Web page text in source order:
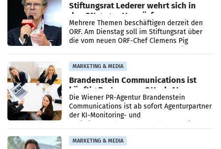
Stiftungsrat Lederer wehrt sich in
den SN gegen Vorwürfe
Mehrere Themen beschäftigen derzeit den
ORF. Am Dienstag soll im Stiftungsrat über
die vom neuen ORF-Chef Clemens Pig
MARKETING & MEDIA
Brandenstein Communications ist
künftig Partner von OtterlyAI
Die Wiener PR-Agentur Brandenstein
Communications ist ab sofort Agenturpartner
der KI-Monitoring- und
MARKETING & MEDIA